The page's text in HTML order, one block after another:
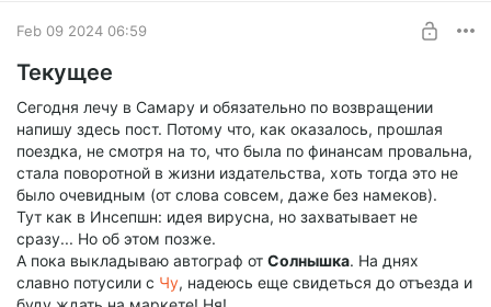
Feb 09 2024 06:59
Текущее
Сегодня лечу в Самару и обязательно по возвращении
напишу здесь пост. Потому что, как оказалось, прошлая
поездка, не смотря на то, что была по финансам провальна,
стала поворотной в жизни издательства, хоть тогда это не
было очевидным (от слова совсем, даже без намеков).
Тут как в Инсепшн: идея вирусна, но захватывает не
сразу... Но об этом позже.
А пока выкладываю автограф от Солнышка. На днях
славно потусили с Чу, надеюсь еще свидеться до отъезда и